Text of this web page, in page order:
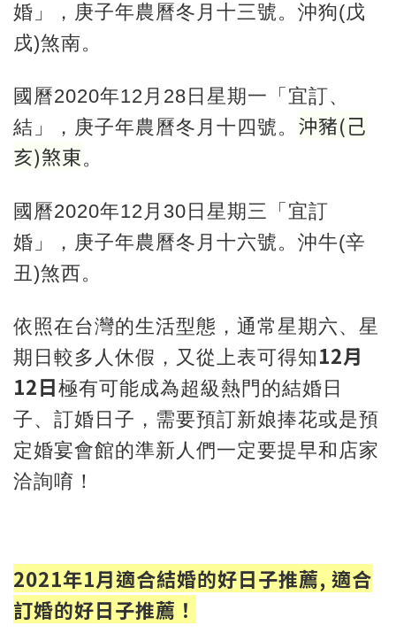
婚」，庚子年農曆冬月十三號。沖狗(戊
戌)煞南。
國曆2020年12月28日星期一「宜訂、
結」，庚子年農曆冬月十四號。 沖豬(己
亥)煞東。
國曆2020年12月30日星期三「宜訂
婚」，庚子年農曆冬月十六號。沖牛(辛
丑)煞西。
依照在台灣的生活型態，通常星期六、星
期日較多人休假，又從上表可得知 12月
12日極有可能成為超級熱門的結婚日
子、訂婚日子，需要預訂新娘捧花或是預
定婚宴會館的準新人們一定要提早和店家
洽詢唷！
2021年1月適合結婚的好日子推薦, 適合
訂婚的好日子推薦！